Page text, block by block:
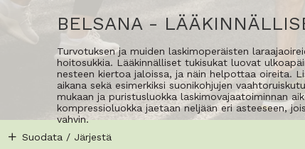
BELSANA -
Turvotuksen ja muiden laskimoperäisten
hoitosukkia. Lääkinnälliset tukisukat luovat
nesteen kiertoa jaloissa, ja näin helpottaa oireita.
aikana sekä esimerkiksi suonikohjujen
mukaan ja puristusluokka laskimovajaatoiminnan
kompressioluokka jaetaan neljään eri asteeseen,
vahvin.
Suodata / Järjestä